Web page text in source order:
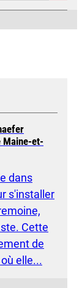
Maine-et-
dans
s'installer
Cette
de
elle...